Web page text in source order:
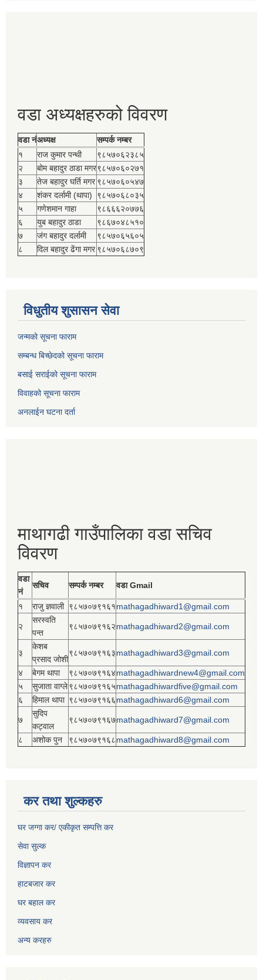
वडा अध्यक्षहरुको विवरण
वडा नंअध्यक्ष
सम्पर्क नम्बर
१
राज कुमार पन्थी
९८५७०६२३८५
२
बोम बहादुर ठाडा मगर९८५७०६०२७१
३
तेज बहादुर घर्ति मगर ९८५७०६०५४७
४
शंकर दर्लामी (थापा)
९८५७०६८०३५
५
गणेशमान गाहा
९८६६६२०७७६
६
युब बहादुर ठाडा
९८६७०४८५१०
७
जंग बहादुर दर्लामी
९८५७०६५६०५
८
दिल बहादुर ढेंगा मगर ९८५७०६८७०९
विधुतीय शुसासन सेवा
जन्मको सूचना फाराम
सम्बन्ध बिच्छेदको सूचना फाराम
बसाई सराईको सूचना फाराम
विवाहको सूचना फाराम
अनलाईन घटना दर्ता
माथागढी गाउँपालिका वडा सचिव
विवरण
वडा
नं
सचिव सम्पर्क नम्बर वडा Gmail
१ राजु ज्ञवाली ९८५७०७९१६१mathagadhiward1@gmail.com
२
सरस्वति
पन्त
९८५७०७९१६२mathagadhiward2@gmail.com
३
केशब
प्रसाद जोशी
९८५७०७९१६३mathagadhiward3@gmail.com
४ बेगम थापा ९८५७०७९१६४mathagadhiwardnew4@gmail.com
५
सुजाता वाग्ले९८५७०७९१६५mathagadhiwardfive@gmail.com
६
हिमाल थापा ९८५७०७९१६६mathagadhiward6@gmail.com
७
सुदिप
कट्वाल
९८५७०७९१६७mathagadhiward7@gmail.com
८ अशोक पुन ९८५७०७९१६८mathagadhiward8@gmail.com
कर तथा शुल्कहरु
घर जग्गा कर/ एकीकृत सम्पत्ति कर
सेवा सुल्क
विज्ञापन कर
हाटबजार कर
घर बहाल कर
व्यवसाय कर
अन्य करहरु